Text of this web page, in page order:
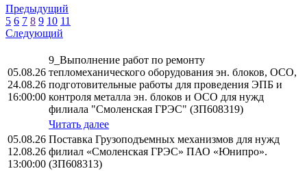
Предыдущий
5 6 7 8 9 10 11
Следующий
05.08.26
24.08.26
16:00:00
9_Выполнение работ по ремонту
тепломеханического оборудования эн. блоков, ОСО,
подготовительные работы для проведения ЭПБ и
контроля металла эн. блоков и ОСО для нужд
филиала "Смоленская ГРЭС" (ЗП608319)
Читать далее
05.08.26
12.08.26
13:00:00
Поставка Грузоподъемных механизмов для нужд
филиал «Смоленская ГРЭС» ПАО «Юнипро».
(ЗП608313)